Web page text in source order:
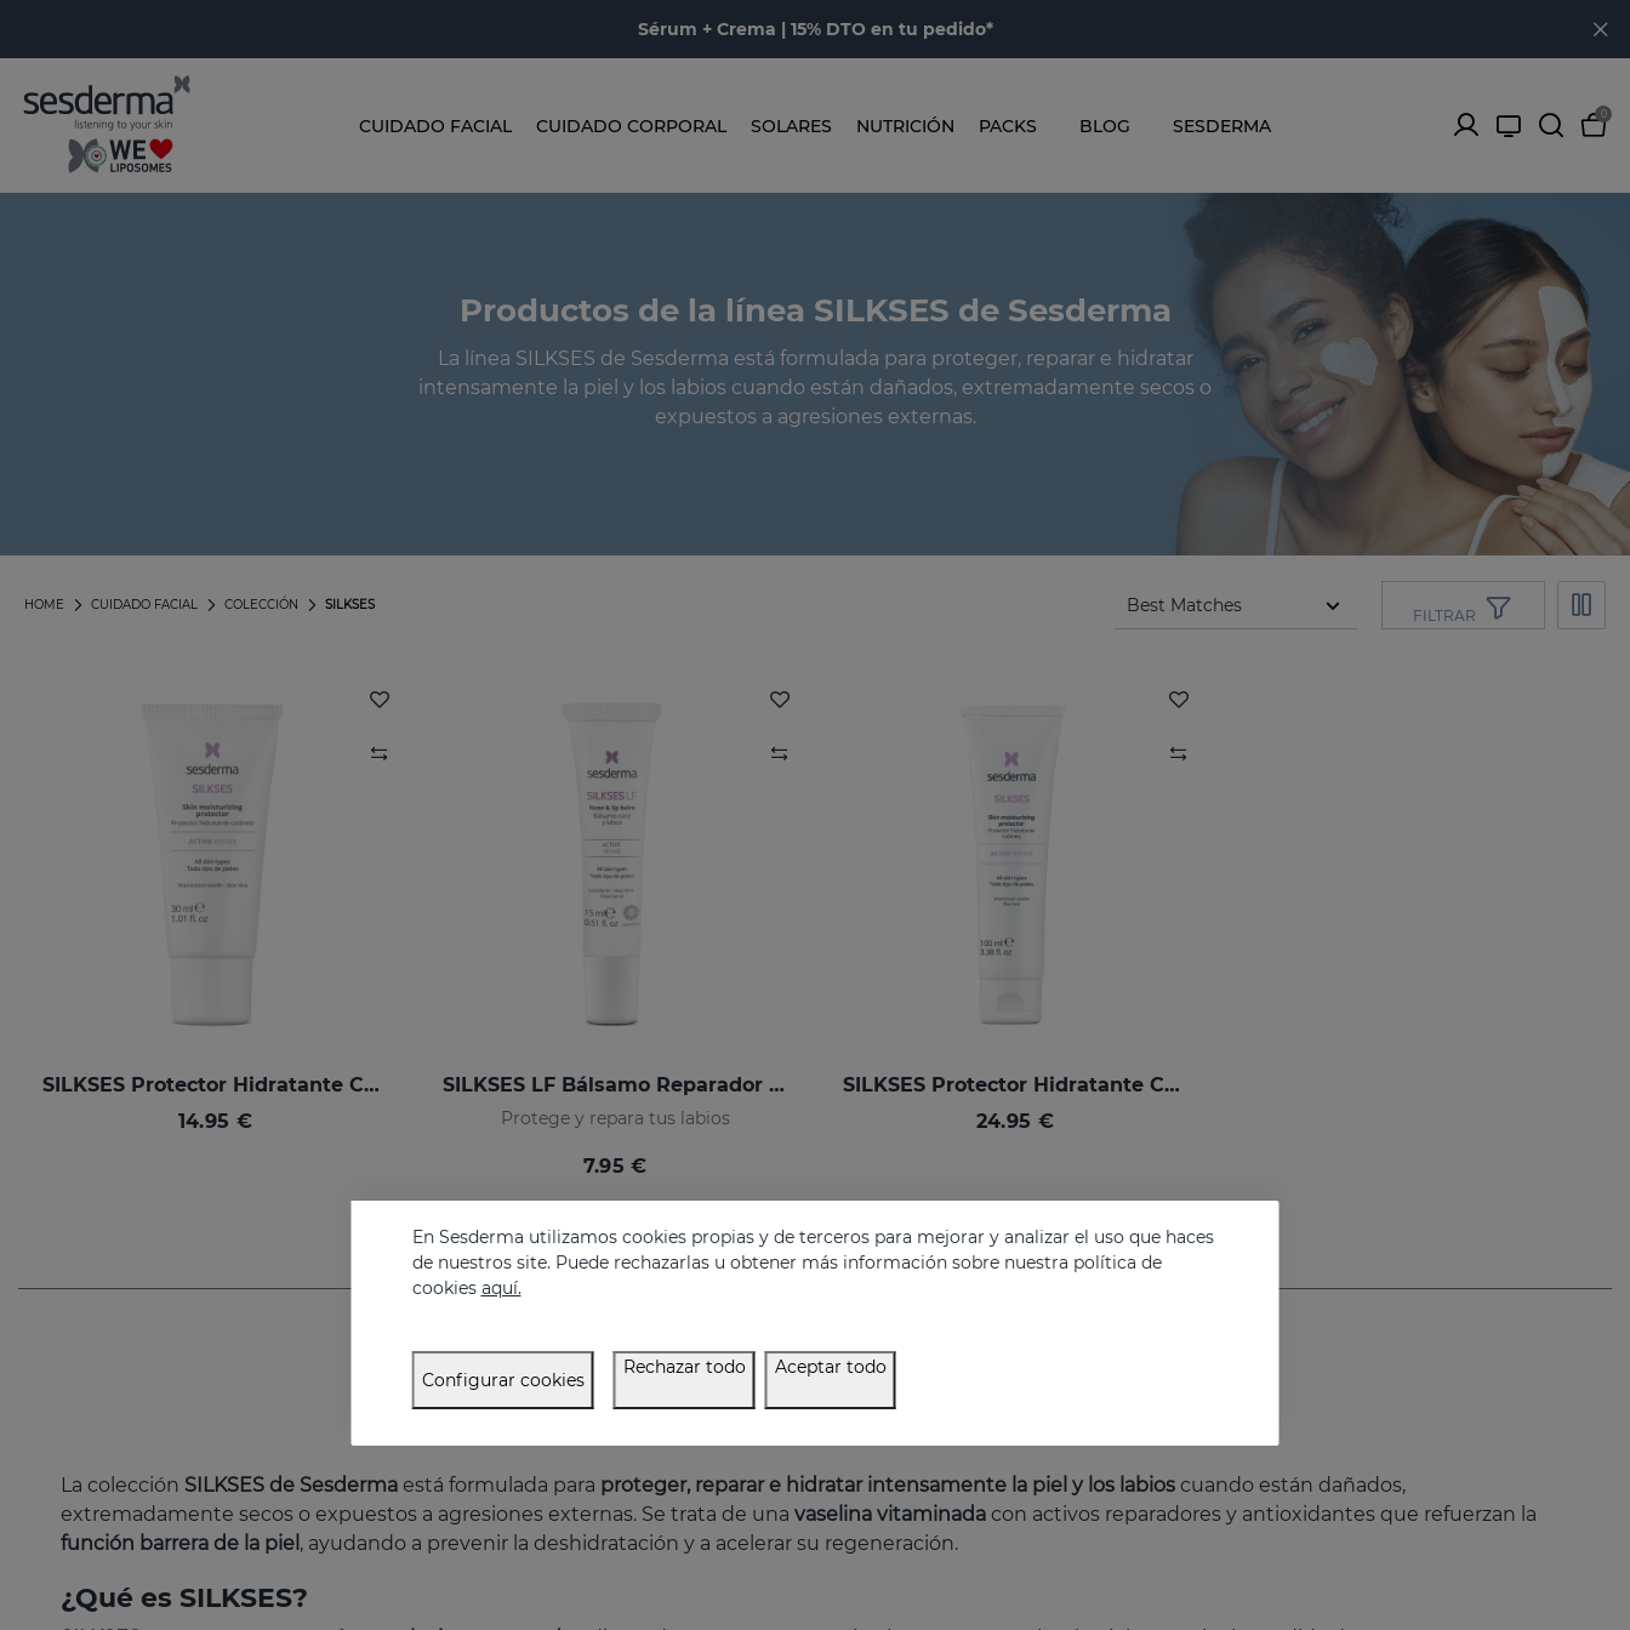
Sérum + Crema | 15% DTO en tu pedido*
CUIDADO FACIAL CUIDADO CORPORAL SOLARES NUTRICIÓN PACKS BLOG SESDERMA
0
Productos de la línea SILKSES de Sesderma
La línea SILKSES de Sesderma está formulada para proteger, reparar e hidratar
intensamente la piel y los labios cuando están dañados, extremadamente secos o
expuestos a agresiones externas.
SILKSES
COLECCIÓN
CUIDADO FACIAL
HOME
FILTRAR
SILKSES Protector Hidratante Cutáneo 30 Ml
14.95 €
SILKSES LF Bálsamo Reparador Nariz Y Labios
Protege y repara tus labios
7.95 €
SILKSES Protector Hidratante Cutáneo 100 Ml
24.95 €
La colección SILKSES de Sesderma está formulada para proteger, reparar e hidratar intensamente la piel y los labios cuando están dañados,
extremadamente secos o expuestos a agresiones externas. Se trata de una vaselina vitaminada con activos reparadores y antioxidantes que refuerzan la
función barrera de la piel , ayudando a prevenir la deshidratación y a acelerar su regeneración.
¿Qué es SILKSES?
En Sesderma utilizamos cookies propias y de terceros para mejorar y analizar el uso que haces
de nuestros site. Puede rechazarlas u obtener más información sobre nuestra política de
cookies aquí.
Configurar cookies
Rechazar todo Aceptar todo